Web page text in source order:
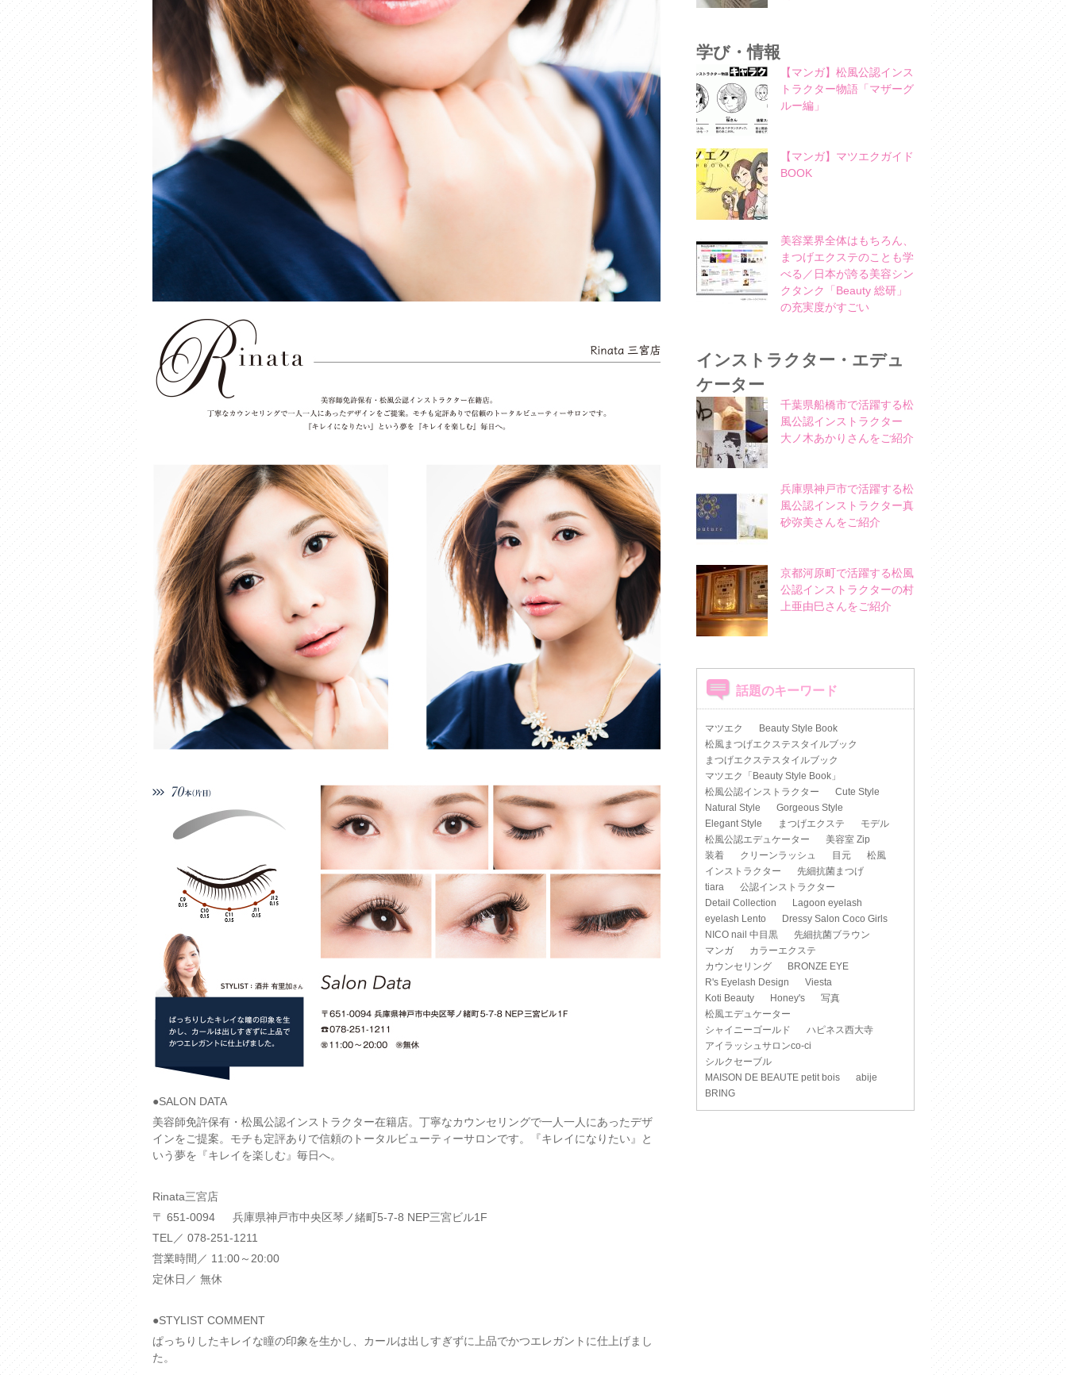
●SALON DATA
美容師免許保有・松風公認インストラクター在籍店。丁寧なカウンセリングで一人一人にあったデザ
インをご提案。モチも定評ありで信頼のトータルビューティーサロンです。『キレイになりたい』と
いう夢を『キレイを楽しむ』毎日へ。
Rinata三宮店
〒 651-0094 兵庫県神戸市中央区琴ノ緒町5-7-8 NEP三宮ビル1F
TEL／ 078-251-1211
営業時間／ 11:00～20:00
定休日／ 無休
●STYLIST COMMENT
ぱっちりしたキレイな瞳の印象を生かし、カールは出しすぎずに上品でかつエレガントに仕上げまし
た。
学び・情報
【マンガ】松風公認インス
トラクター物語「マザーグ
ルー編」
【マンガ】マツエクガイド
BOOK
美容業界全体はもちろん、
まつげエクステのことも学
べる／日本が誇る美容シン
クタンク「Beauty 総研」
の充実度がすごい
インストラクター・エデュ
ケーター
千葉県船橋市で活躍する松
風公認インストラクター
大ノ木あかりさんをご紹介
兵庫県神戸市で活躍する松
風公認インストラクター真
砂弥美さんをご紹介
京都河原町で活躍する松風
公認インストラクターの村
上亜由巳さんをご紹介
話題のキーワード
マツエク
Beauty Style Book
松風まつげエクステスタイルブック
まつげエクステスタイルブック
マツエク「Beauty Style Book」
松風公認インストラクター
Cute Style
Natural Style
Gorgeous Style
Elegant Style
まつげエクステ
モデル
松風公認エデュケーター
美容室 Zip
装着
クリーンラッシュ 目元
松風
インストラクター
先細抗菌まつげ
tiara
公認インストラクター
Detail Collection
Lagoon eyelash
eyelash Lento
Dressy Salon Coco Girls
NICO nail 中目黒
先細抗菌ブラウン
マンガ
カラーエクステ
カウンセリング
BRONZE EYE
R's Eyelash Design
Viesta
Koti Beauty
Honey's
写真
松風エデュケーター
シャイニーゴールド
ハピネス西大寺
アイラッシュサロンco-ci
シルクセーブル
MAISON DE BEAUTE petit bois
abije
BRING